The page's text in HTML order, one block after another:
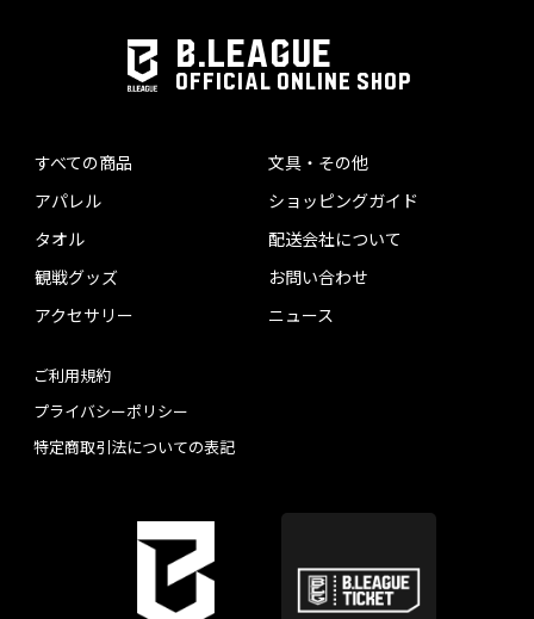
B.LEAGUE
OFFICIAL ONLINE SHOP
すべての商品
アパレル
タオル
観戦グッズ
アクセサリー
文具・その他
ショッピングガイド
配送会社について
お問い合わせ
ニュース
ご利用規約
プライバシーポリシー
特定商取引法についての表記